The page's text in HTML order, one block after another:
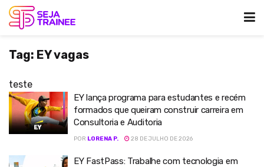
Tag: EY vagas
teste
EY lança programa para estudantes e recém
formados que queiram construir carreira em
Consultoria e Auditoria
POR LORENA P. 28 DE JULHO DE 2026
EY FastPass: Trabalhe com tecnologia em